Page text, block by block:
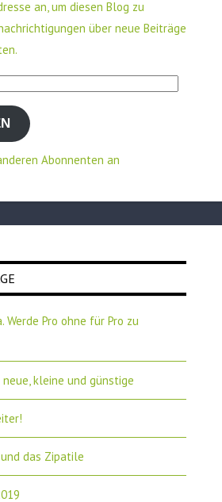
an, um diesen Blog zu
über neue Beiträge
Abonnenten an
Werde Pro ohne für Pro zu
neue, kleine und günstige
das Zipatile